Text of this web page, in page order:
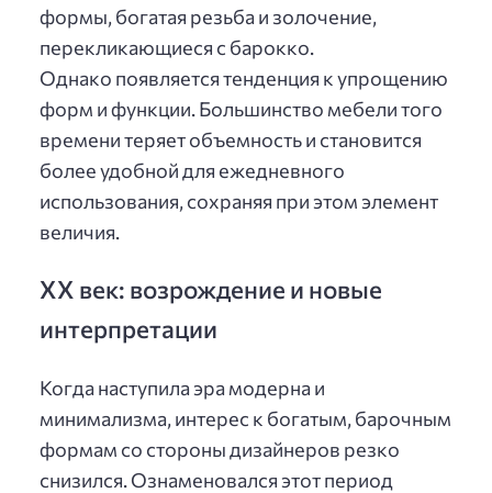
формы, богатая резьба и золочение,
перекликающиеся с барокко.
Однако появляется тенденция к упрощению
форм и функции. Большинство мебели того
времени теряет объемность и становится
более удобной для ежедневного
использования, сохраняя при этом элемент
величия.
XX век: возрождение и новые
интерпретации
Когда наступила эра модерна и
минимализма, интерес к богатым, барочным
формам со стороны дизайнеров резко
снизился. Ознаменовался этот период